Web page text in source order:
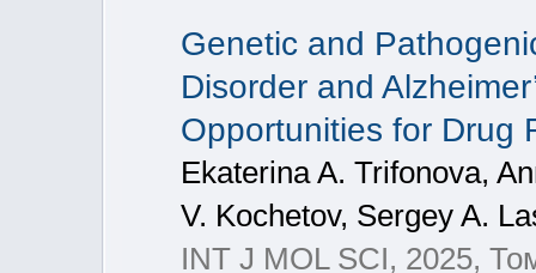
Genetic and
Disorder and
Opportunities for Drug
Ekaterina A. Trifonova,
V. Kochetov, Sergey A.
INT J MOL SCI, 2025,